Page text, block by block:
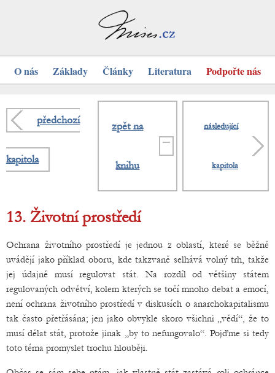
O nás Základy Články Literatura Podpořte nás
předchozí
kapitola
zpět na
knihu
následující
kapitola
13. Životní prostředí
Ochrana životního prostředí je jednou z oblastí, které se běžně
uvádějí jako příklad oboru, kde takzvaně selhává volný trh, takže
jej údajně musí regulovat stát. Na rozdíl od většiny státem
regulovaných odvětví, kolem kterých se točí mnoho debat a emocí,
není ochrana životního prostředí v diskusích o anarchokapitalismu
tak často přetřásána; jen jako obvykle skoro všichni „vědí“, že to
musí dělat stát, protože jinak „by to nefungovalo“. Pojďme si tedy
toto téma promyslet trochu hlouběji.